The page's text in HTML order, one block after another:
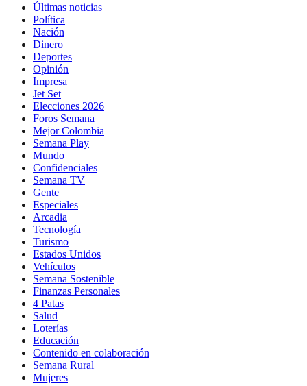
Últimas noticias
Política
Nación
Dinero
Deportes
Opinión
Impresa
Jet Set
Elecciones 2026
Foros Semana
Mejor Colombia
Semana Play
Mundo
Confidenciales
Semana TV
Gente
Especiales
Arcadia
Tecnología
Turismo
Estados Unidos
Vehículos
Semana Sostenible
Finanzas Personales
4 Patas
Salud
Loterías
Educación
Contenido en colaboración
Semana Rural
Mujeres